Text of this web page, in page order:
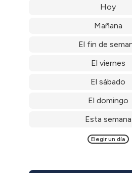
Hoy
Mañana
El fin de
El viernes
El sábado
El domingo
Esta semana
Elegir un día